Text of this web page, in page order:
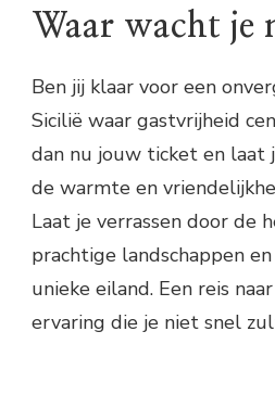
Waar wacht je
Ben jij klaar voor een
Sicilië waar gastvrijheid
dan nu jouw ticket en laat
de warmte en
Laat je verrassen door de
prachtige landschappen
unieke eiland. Een reis
ervaring die je niet snel